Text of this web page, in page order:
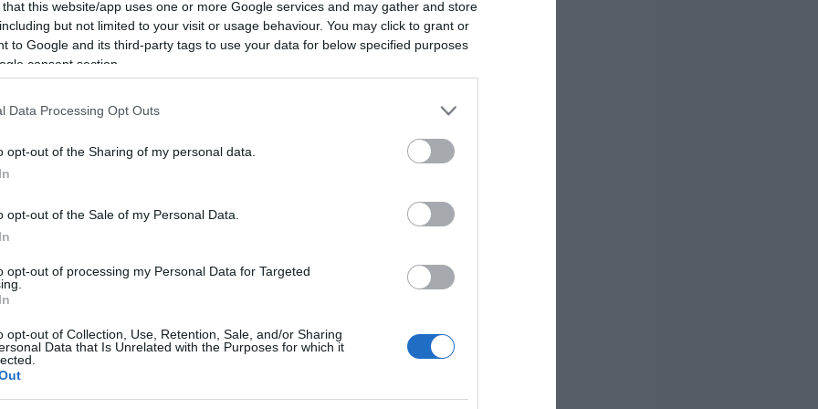
that this website/app uses one or more Google services and may gather and store
but not limited to your visit or usage behaviour. You may click to grant or
to Google and its third-party tags to use your data for below specified purposes
consent section.
Data Processing Opt Outs
opt-out of the Sharing of my personal data.
opt-out of the Sale of my Personal Data.
opt-out of processing my Personal Data for Targeted
opt-out of Collection, Use, Retention, Sale, and/or Sharing
Data that Is Unrelated with the Purposes for which it
férfival
2025-04-11.
Megyeri Csilla
Leventéék a
már össze is